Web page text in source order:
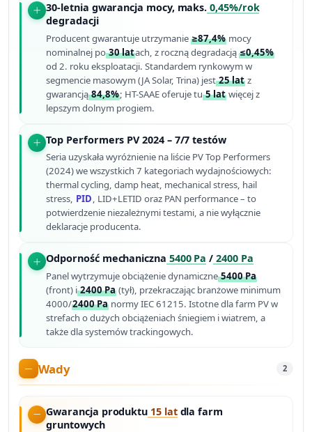
30-letnia gwarancja mocy, maks. 0,45%/rok
degradacji
Producent gwarantuje utrzymanie≥87,4% mocy
nominalnej po30 latach, z roczną degradacją≤0,45%
od 2. roku eksploatacji. Standardem rynkowym w
segmencie masowym (JA Solar, Trina) jest25 lat z
gwarancją84,8%; HT-SAAE oferuje tu5 lat więcej z
lepszym dolnym progiem.
Top Performers PV 2024 – 7/7 testów
Seria uzyskała wyróżnienie na liście PV Top Performers
(2024) we wszystkich 7 kategoriach wydajnościowych:
thermal cycling, damp heat, mechanical stress, hail
stress, PID, LID+LETID oraz PAN performance – to
potwierdzenie niezależnymi testami, a nie wyłącznie
deklaracje producenta.
Odporność mechaniczna 5400 Pa / 2400 Pa
Panel wytrzymuje obciążenie dynamiczne5400 Pa
(front) i2400 Pa (tył), przekraczając branżowe minimum
4000/2400 Pa normy IEC 61215. Istotne dla farm PV w
strefach o dużych obciążeniach śniegiem i wiatrem, a
także dla systemów trackingowych.
Wady 2
Gwarancja produktu 15 latdla farm
gruntowych